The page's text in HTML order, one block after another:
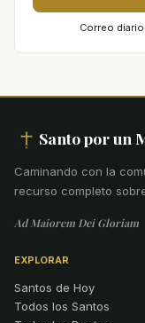
Correo
Santo por un
Caminando con la
recurso completo
Ad Maiorem Dei Gloriam
EXPLORAR
Santos de Hoy
Todos los Santos